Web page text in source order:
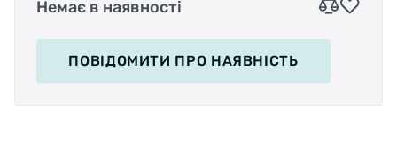
Немає в наявності
ПОВІДОМИТИ ПРО НАЯВНІСТЬ